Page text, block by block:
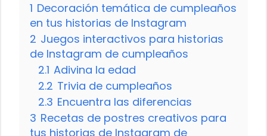
1 Decoración temática de cumpleaños
en tus historias de Instagram
2 Juegos interactivos para historias
de Instagram de cumpleaños
2.1 Adivina la edad
2.2 Trivia de cumpleaños
2.3 Encuentra las diferencias
3 Recetas de postres creativos para
tus historias de Instagram de